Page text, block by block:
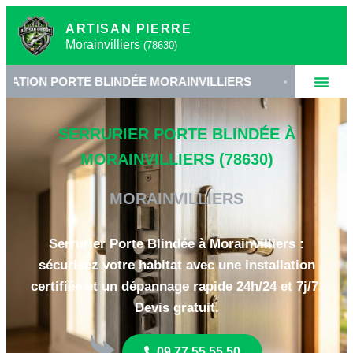
ARTISAN PIERRE
Morainvilliers (78630)
BLINDÉE MORAINVILLIERS • SERRURERIE
SERRURIER PORTE BLINDÉE À
MORAINVILLIERS (78630)
MORAINVILLIERS
Serrurier Porte Blindée à Morainvilliers :
sécurisez votre habitat avec une installation
certifiée et un dépannage rapide 24h/24 et 7j/7.
Devis gratuit.